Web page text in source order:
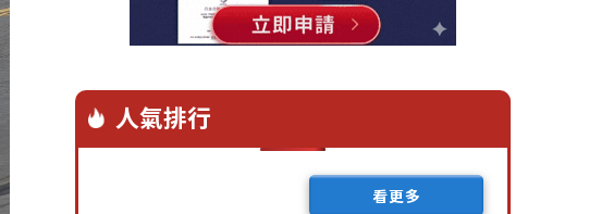
人氣排行
看更多